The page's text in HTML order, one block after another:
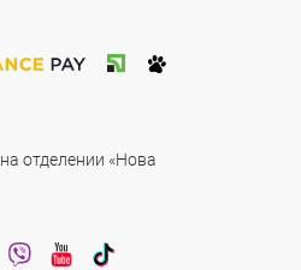
на отделении «Нова